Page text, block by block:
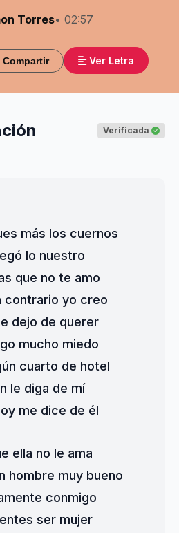
Torres• 02:57
Compartir Ver Letra
Verificada
más los cuernos
lo nuestro
que no te amo
contrario yo creo
dejo de querer
mucho miedo
cuarto de hotel
le diga de mí
me dice de él
ella no le ama
hombre muy bueno
conmigo
ser mujer